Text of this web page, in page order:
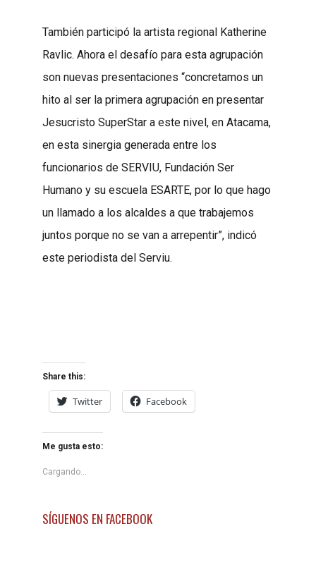
También participó la artista regional Katherine
Ravlic. Ahora el desafío para esta agrupación
son nuevas presentaciones “concretamos un
hito al ser la primera agrupación en presentar
Jesucristo SuperStar a este nivel, en Atacama,
en esta sinergia generada entre los
funcionarios de SERVIU, Fundación Ser
Humano y su escuela ESARTE, por lo que hago
un llamado a los alcaldes a que trabajemos
juntos porque no se van a arrepentir”, indicó
este periodista del Serviu.
Share this:
Twitter Facebook
Me gusta esto:
Cargando...
SÍGUENOS EN FACEBOOK